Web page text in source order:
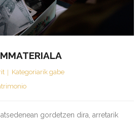
| Propiedad intelectual
Kategoriarik gabe
gordetzen dira, arretarik